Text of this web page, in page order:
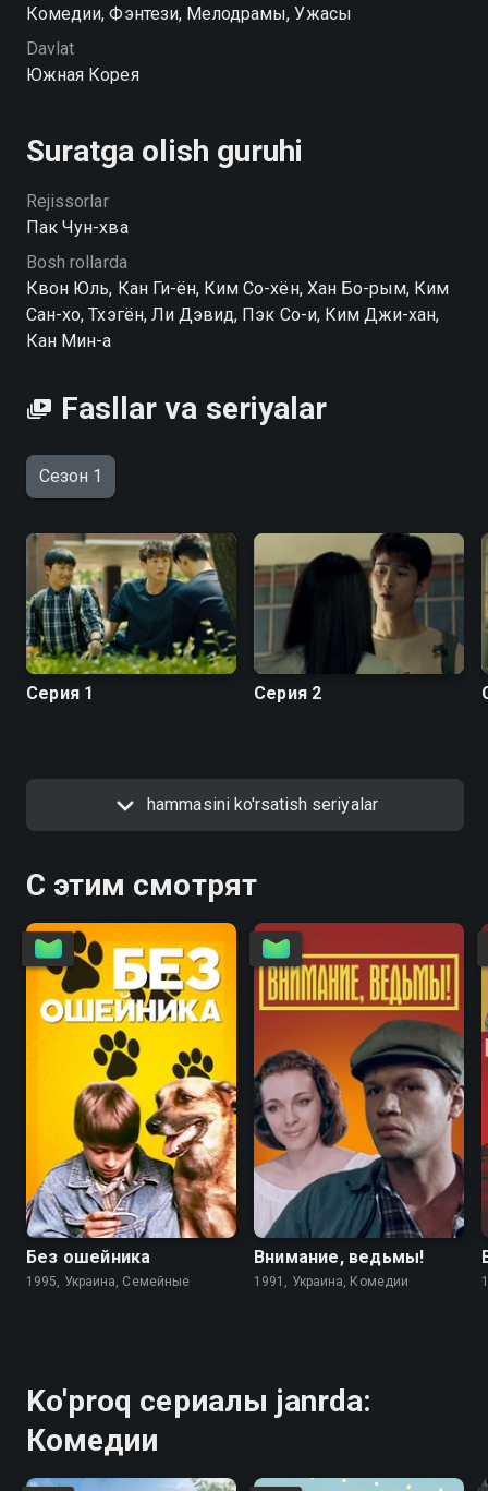
искр...
Комедии, Фэнтези, Мелодрамы, Ужасы
Davlat
Южная Корея
Suratga olish guruhi
Rejissorlar
Пак Чун-хва
Bosh rollarda
Квон Юль, Кан Ги-ён, Ким Со-хён, Хан Бо-рым, Ким
Сан-хо, Тхэгён, Ли Дэвид, Пэк Со-и, Ким Джи-хан,
Кан Мин-а
Fasllar va seriyalar
Сезон 1
Серия 1 Серия 2
hammasini ko'rsatish seriyalar
С этим смотрят
6.7 4.6
Без ошейника
1995, Украина, Семейные
5.6
Внимание, ведьмы!
1991, Украина, Комедии
Ko'proq сериалы janrda:
Комедии